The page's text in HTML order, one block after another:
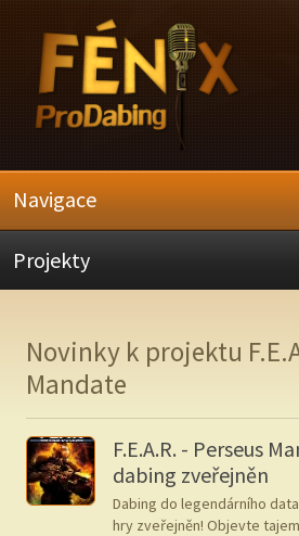
Navigace
Projekty
Novinky k projektu
Mandate
F.E.A.R. - Perseus
dabing zveřejněn
Dabing do legendárního
hry zveřejněn! Objevte